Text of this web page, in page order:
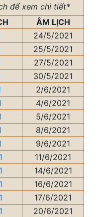
để xem chi tiết*
ÂM LỊCH
24/5/2021
25/5/2021
27/5/2021
30/5/2021
2/6/2021
4/6/2021
5/6/2021
8/6/2021
9/6/2021
11/6/2021
14/6/2021
16/6/2021
17/6/2021
20/6/2021